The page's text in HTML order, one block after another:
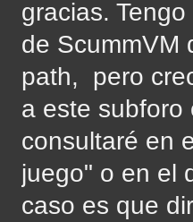
gracias.
de ScummVM
path, pero
a este
consultaré en
juego" o en el
caso es que